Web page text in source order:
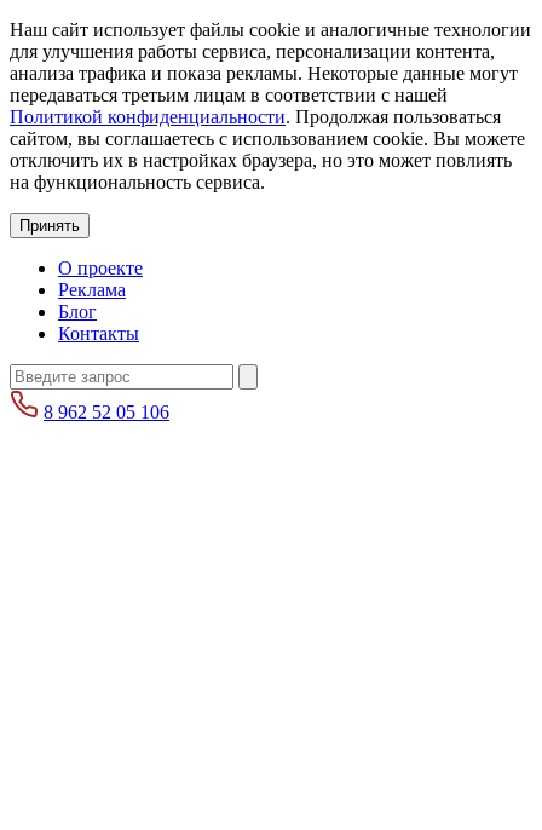
Наш сайт использует файлы cookie и аналогичные технологии
для улучшения работы сервиса, персонализации контента,
анализа трафика и показа рекламы. Некоторые данные могут
передаваться третьим лицам в соответствии с нашей
Политикой конфиденциальности. Продолжая пользоваться
сайтом, вы соглашаетесь с использованием cookie. Вы можете
отключить их в настройках браузера, но это может повлиять
на функциональность сервиса.
Принять
О проекте
Реклама
Блог
Контакты
8 962 52 05 106